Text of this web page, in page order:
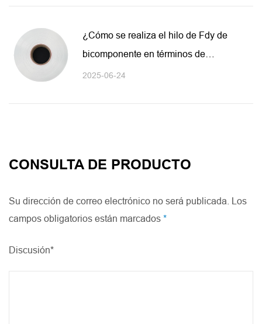
¿Cómo se realiza el hilo de Fdy de
bicomponente en términos de
funcionalidad de tela?
2025-06-24
CONSULTA DE PRODUCTO
Su dirección de correo electrónico no será publicada. Los
campos obligatorios están marcados *
Discusión*